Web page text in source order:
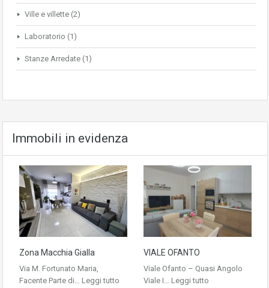
Ville e villette (2)
Laboratorio (1)
Stanze Arredate (1)
Immobili in evidenza
Zona Macchia Gialla
Via M. Fortunato Maria,
Facente Parte di… Leggi tutto
VIALE OFANTO
Viale Ofanto – Quasi Angolo
Viale I… Leggi tutto